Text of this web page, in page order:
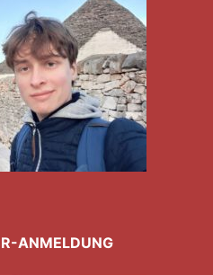
ANMELDUNG